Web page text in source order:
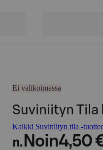
Ei valikoimassa
Suviniityn Tila
Kaikki Suviniityn tila -
n. Noin4,50